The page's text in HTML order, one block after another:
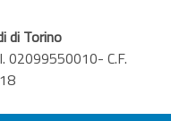
di Torino
02099550010- C.F.